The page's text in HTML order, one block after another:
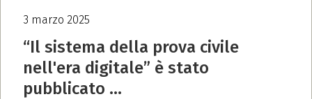
3 marzo 2025
“Il sistema della prova civile
nell'era digitale” è stato
pubblicato ...